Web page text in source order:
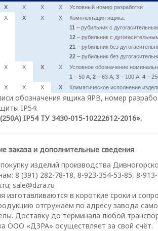
Х Х Х Х
Условный номер разработки
Х Х Х Х
Комплектация ящика:
11 – рубильник с
12 – рубильник с
21 – рубильник без
22 – рубильник без
Х Х Х Х
Условное обозначение
1 – 50 А; 2 – 63 А; 3 – 100 А; 4 –
Х Х Х Х Климатическое исполнение
обозначения ящика ЯРВ, номер
IP54:
IP54 ТУ 3430-015-10222612-2016».
заказа и дополнительные сведения
изделий производства
8 (391) 282-78-18, 8-923-354-53-85, 8-
; sale@dzra.ru
изготавливаются в короткие сроки и
отгружаем по адресу завода
Доставку до терминала любой
ООО «ДЗРА» осуществляет за свой счёт.